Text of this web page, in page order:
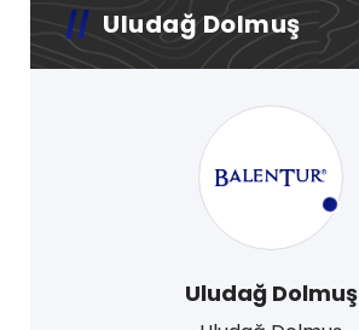
Uludağ Dolmuş
Uludağ Dolmuş